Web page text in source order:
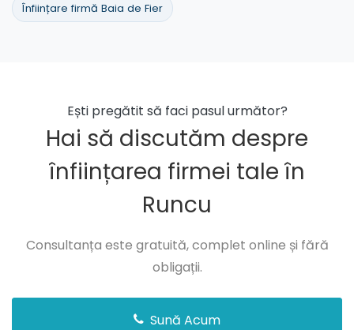
Înființare firmă Baia de Fier
Ești pregătit să faci pasul următor?
Hai să discutăm despre
înființarea firmei tale în
Runcu
Consultanța este gratuită, complet online și fără
obligații.
Sună Acum